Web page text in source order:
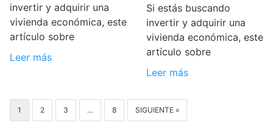
invertir y adquirir una
vivienda económica, este
artículo sobre
Leer más
Si estás buscando
invertir y adquirir una
vivienda económica, este
artículo sobre
Leer más
1 2 3 … 8 SIGUIENTE »